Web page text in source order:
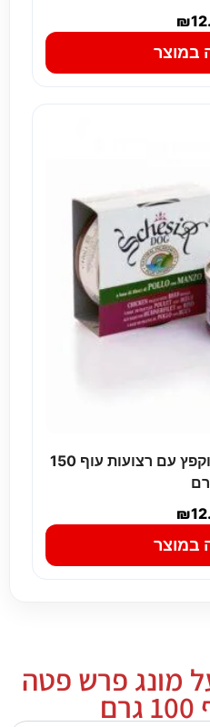
₪
במוצר
שזיר לכלב פילה בקר מוקפץ עם רצועות עוף 150
₪
במוצר
מונג פרש פטה